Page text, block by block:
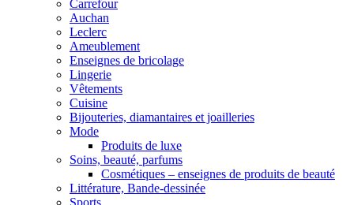
Carrefour
Auchan
Leclerc
Ameublement
Enseignes de bricolage
Lingerie
Vêtements
Cuisine
Bijouteries, diamantaires et joailleries
Mode
Produits de luxe
Soins, beauté, parfums
Cosmétiques – enseignes de produits de beauté
Littérature, Bande-dessinée
Sports